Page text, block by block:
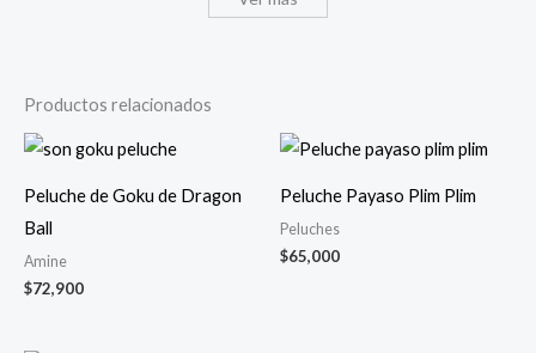
Productos relacionados
Peluche de Goku de Dragon
Ball
Amine
$72,900
Peluche Payaso Plim Plim
Peluches
$65,000